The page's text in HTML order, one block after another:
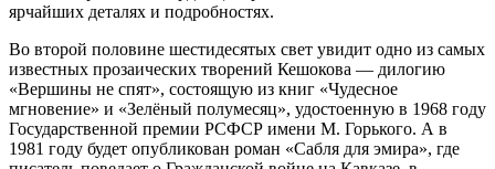
ярчайших деталях и подробностях.
Во второй половине шестидесятых свет увидит одно из самых
известных прозаических творений Кешокова — дилогию
«Вершины не спят», состоящую из книг «Чудесное
мгновение» и «Зелёный полумесяц», удостоенную в 1968 году
Государственной премии РСФСР имени М. Горького. А в
1981 году будет опубликован роман «Сабля для эмира», где